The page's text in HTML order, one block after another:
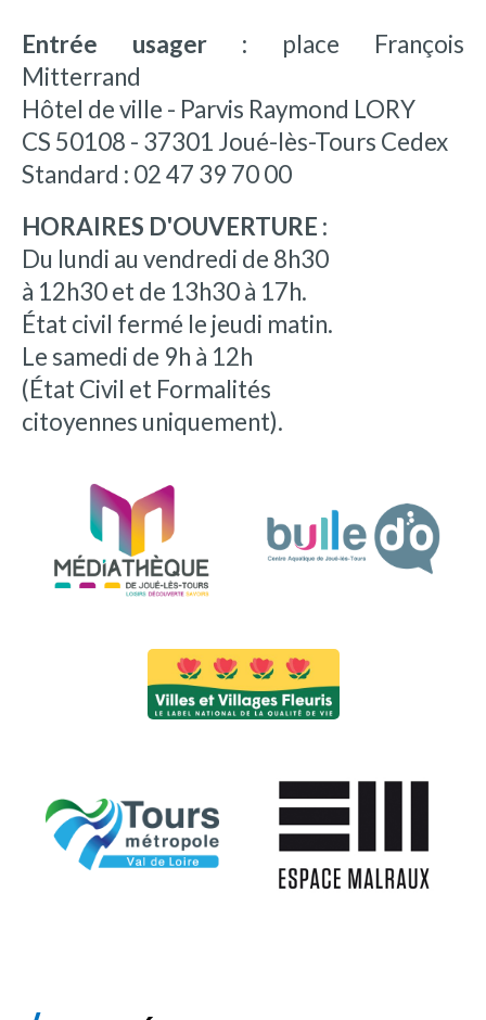
Entrée usager : place François
Mitterrand
Hôtel de ville - Parvis Raymond LORY
CS 50108 - 37301 Joué-lès-Tours Cedex
Standard : 02 47 39 70 00
HORAIRES D'OUVERTURE :
Du lundi au vendredi de 8h30
à 12h30 et de 13h30 à 17h.
État civil fermé le jeudi matin.
Le samedi de 9h à 12h
(État Civil et Formalités
citoyennes uniquement).